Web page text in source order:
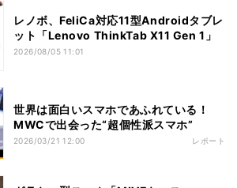
レノボ、FeliCa対応11型Androidタブレ
ット「Lenovo ThinkTab X11 Gen 1」
2026/08/05 11:01
世界は面白いスマホであふれている！
MWCで出会った“超個性派スマホ”
2026/03/21 12:00 レポート